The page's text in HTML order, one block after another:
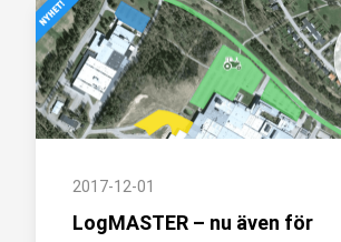
2017-12-01
LogMASTER – nu även för